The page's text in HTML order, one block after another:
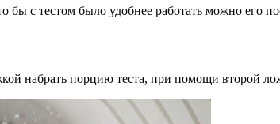
бы с тестом было удобнее работать можно его
набрать порцию теста, при помощи второй